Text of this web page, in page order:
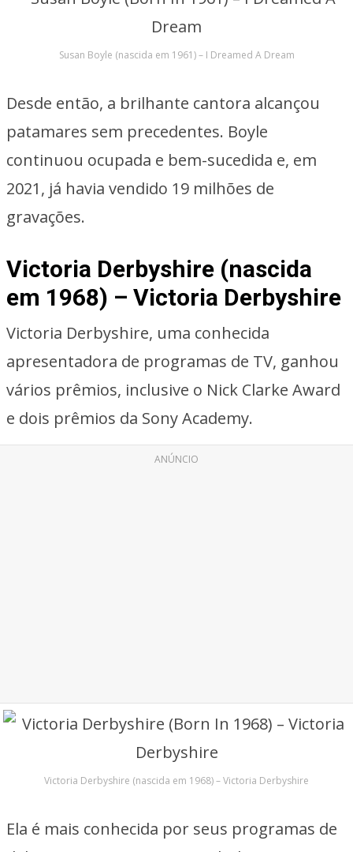
Susan Boyle (nascida em 1961) – I Dreamed A Dream
Desde então, a brilhante cantora alcançou
patamares sem precedentes. Boyle
continuou ocupada e bem-sucedida e, em
2021, já havia vendido 19 milhões de
gravações.
Victoria Derbyshire (nascida
em 1968) – Victoria Derbyshire
Victoria Derbyshire, uma conhecida
apresentadora de programas de TV, ganhou
vários prêmios, inclusive o Nick Clarke Award
e dois prêmios da Sony Academy.
ANÚNCIO
Victoria Derbyshire (nascida em 1968) – Victoria Derbyshire
Ela é mais conhecida por seus programas de